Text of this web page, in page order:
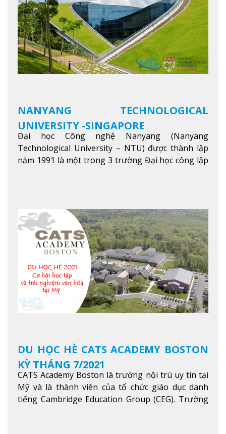
NANYANG TECHNOLOGICAL
UNIVERSITY -SINGAPORE
Đại học Công nghệ Nanyang (Nanyang
Technological University – NTU) được thành lập
năm 1991 là một trong 3 trường Đại học công lập
Khoa học máy tính…Trường cũng được bình chọn
là một trong những ngôi trường đáng học nhất
trong khu vực các nước ASEAN và Châu Á.Xem
thêm
DU HỌC HÈ CATS ACADEMY BOSTON
KỲ THÁNG 7/2021
CATS Academy Boston là trường nội trú uy tín tại
Mỹ và là thành viên của tổ chức giáo dục danh
tiếng Cambridge Education Group (CEG). Trường